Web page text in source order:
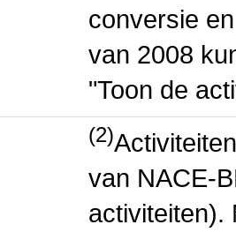
conversie
van 2008
"Toon de
(2)
van NACE-
activiteiten).